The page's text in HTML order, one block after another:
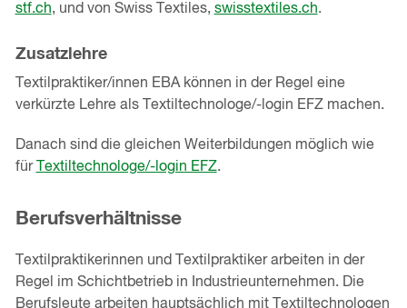
stf.ch, und von Swiss Textiles, swisstextiles.ch.
Zusatzlehre
Textilpraktiker/innen EBA können in der Regel eine
verkürzte Lehre als Textiltechnologe/-login EFZ machen.
Danach sind die gleichen Weiterbildungen möglich wie
für
Textiltechnologe/-login EFZ.
Berufsverhältnisse
Textilpraktikerinnen und Textilpraktiker arbeiten in der
Regel im Schichtbetrieb in Industrieunternehmen. Die
Berufsleute arbeiten hauptsächlich mit Textiltechnologen